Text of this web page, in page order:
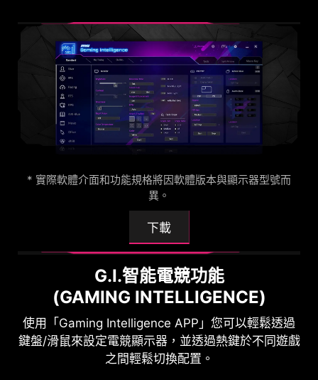
* 實際軟體介面和功能規格將因軟體版本與顯示器型號而
異。
下載
G.I.智能電競功能
(GAMING INTELLIGENCE)
使用「Gaming Intelligence APP」您可以輕鬆透過
鍵盤/滑鼠來設定電競顯示器，並透過熱鍵於不同遊戲
之間輕鬆切換配置。
CONSOLE MODE + HDMI™ 2.1
HDMI™ 2.1提供高達48Gbps全頻寬，支援VRR與4K
120Hz，內建HDMI™ CEC（消費性電子控制）技
術，顯示器連接到控制器後，可以使用控制器喚醒顯
示器，並可針對不同裝置進行調整。
HDMI™ 2.1 48Gbps
HDMI™ 2.0 18Gbps
KVM功能 無縫切換
長寬比
支援多種長寬比，玩家可在24.5吋/27吋影像之間進
行選擇，隨意選擇想要的尺寸，將遊戲體驗提升到極
致。
24.5"